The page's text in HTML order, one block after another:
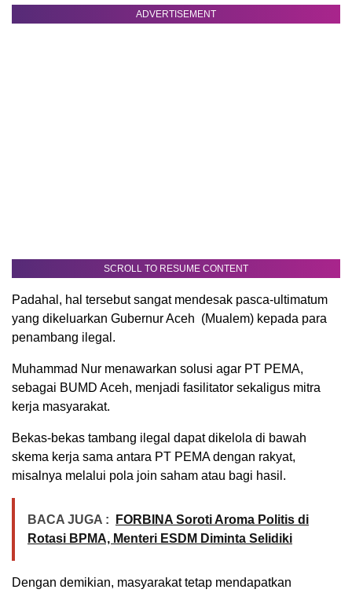
ADVERTISEMENT
SCROLL TO RESUME CONTENT
Padahal, hal tersebut sangat mendesak pasca-ultimatum
yang dikeluarkan Gubernur Aceh (Mualem) kepada para
penambang ilegal.
Muhammad Nur menawarkan solusi agar PT PEMA,
sebagai BUMD Aceh, menjadi fasilitator sekaligus mitra
kerja masyarakat.
Bekas-bekas tambang ilegal dapat dikelola di bawah
skema kerja sama antara PT PEMA dengan rakyat,
misalnya melalui pola join saham atau bagi hasil.
BACA JUGA :
FORBINA Soroti Aroma Politis di
Rotasi BPMA, Menteri ESDM Diminta Selidiki
Dengan demikian, masyarakat tetap mendapatkan